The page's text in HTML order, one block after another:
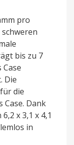
pro
bis zu 7
Die
die
Case. Dank
x 3,1 x 4,1
in